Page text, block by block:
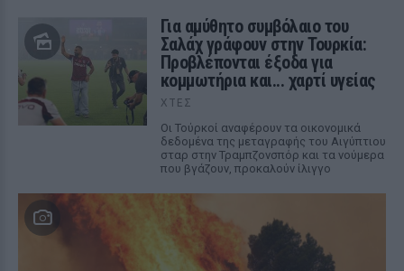
Για αμύθητο συμβόλαιο του
Σαλάχ γράφουν στην Τουρκία:
Προβλέπονται έξοδα για
κομμωτήρια και... χαρτί υγείας
ΧΤΕΣ
Οι Τούρκοί αναφέρουν τα οικονομικά
δεδομένα της μεταγραφής του Αιγύπτιου
σταρ στην Τραμπζονσπόρ και τα νούμερα
που βγάζουν, προκαλούν ίλιγγο